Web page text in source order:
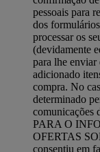
pessoais para
dos
processar os
(devidamente
para lhe enviar
adicionado
compra. No
determinado
comunicações
PARA O
OFERTAS
consentiu em